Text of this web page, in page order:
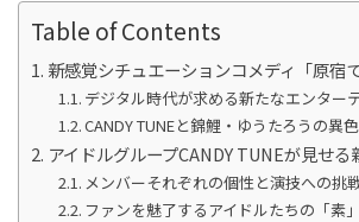
Table of Contents
新感覚シチュエーションコメディ「原宿
デジタル時代が求める新たなエンター
CANDY TUNEと錦鯉・ゆうたろうの異
アイドルグループCANDY TUNEが見せる
メンバーそれぞれの個性と演技への挑
ファンを魅了するアイドルたちの「素